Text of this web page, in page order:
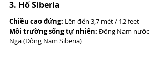
3. Hổ Siberia
Chiều cao đứng: Lên đến 3,7 mét / 12 feet
Môi trường sống tự nhiên: Đông Nam nước
Nga (Đông Nam Siberia)